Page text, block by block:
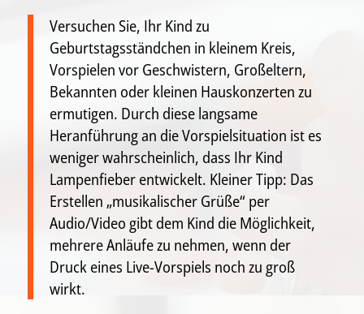
Versuchen Sie, Ihr Kind zu
Geburtstagsständchen in kleinem Kreis,
Vorspielen vor Geschwistern, Großeltern,
Bekannten oder kleinen Hauskonzerten zu
ermutigen. Durch diese langsame
Heranführung an die Vorspielsituation ist es
weniger wahrscheinlich, dass Ihr Kind
Lampenfieber entwickelt. Kleiner Tipp: Das
Erstellen „musikalischer Grüße“ per
Audio/Video gibt dem Kind die Möglichkeit,
mehrere Anläufe zu nehmen, wenn der
Druck eines Live-Vorspiels noch zu groß
wirkt.